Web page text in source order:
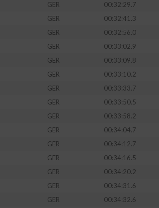
GER
00:32:29.7
GER
00:32:41.3
GER
00:32:56.0
GER
00:33:02.9
GER
00:33:09.8
GER
00:33:10.2
GER
00:33:33.7
GER
00:33:50.5
GER
00:33:58.2
GER
00:34:04.7
GER
00:34:12.7
GER
00:34:16.5
GER
00:34:20.2
GER
00:34:31.6
GER 00:34:32.6